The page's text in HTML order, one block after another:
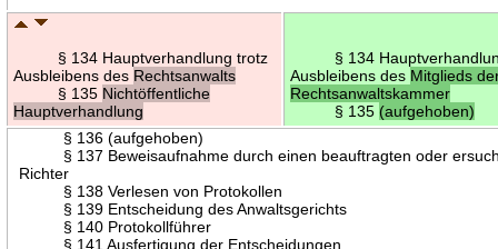
§ 134 Hauptverhandlung trotz
Ausbleibens des Rechtsanwalts
§ 135 Nichtöffentliche
Hauptverhandlung
§ 134
Ausbleibens des Mitglieds
Rechtsanwaltskammer
§ 135 (aufgehoben)
§ 136 (aufgehoben)
§ 137 Beweisaufnahme durch einen beauftragten oder
Richter
§ 138 Verlesen von Protokollen
§ 139 Entscheidung des Anwaltsgerichts
§ 140 Protokollführer
§ 141 Ausfertigung der Entscheidungen